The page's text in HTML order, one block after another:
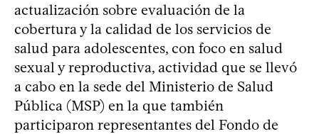
actualización sobre evaluación de la
cobertura y la calidad de los servicios de
salud para adolescentes, con foco en salud
sexual y reproductiva, actividad que se llevó
a cabo en la sede del Ministerio de Salud
Pública (MSP) en la que también
participaron representantes del Fondo de